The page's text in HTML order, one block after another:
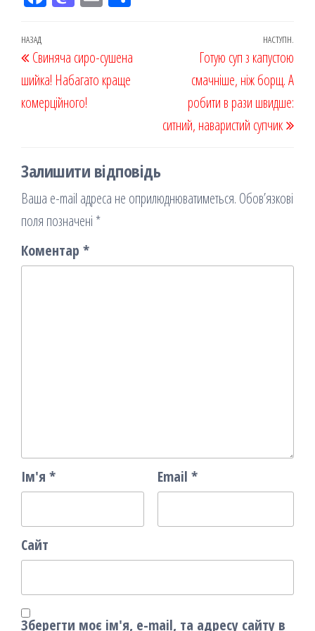
k on ис
Навігація
записів
Попередній
запис
НАЗАД
Свиняча сиро-сушена
шийка! Набагато краще
комерційного!
НАСТУПН.
Готую суп з капустою
смачніше, ніж борщ. А
робити в рази швидше:
ситний, наваристий супчик
Залишити відповідь
Ваша e-mail адреса не оприлюднюватиметься. Обов’язкові
поля позначені *
Коментар *
Ім'я * Email *
Сайт
Зберегти моє ім'я, e-mail, та адресу сайту в